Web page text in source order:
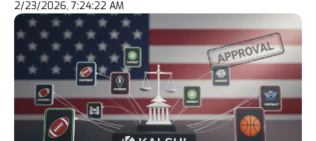
2/23/2026, 7:24:22 AM